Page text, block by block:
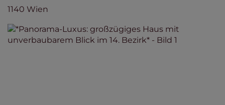
1140 Wien